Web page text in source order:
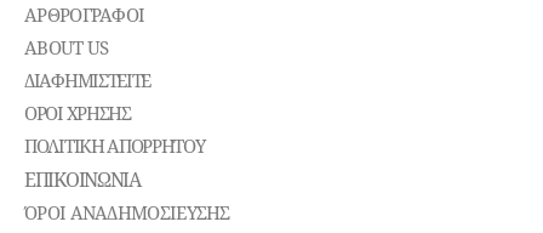
ΑΡΘΡΟΓΡΑΦΟΙ
ABOUT US
ΔΙΑΦΗΜΙΣΤΕΊΤΕ
ΌΡΟΙ ΧΡΉΣΗΣ
ΠΟΛΙΤΙΚΉ ΑΠΟΡΡΉΤΟΥ
ΕΠΙΚΟΙΝΩΝΊΑ
ΌΡΟΙ ΑΝΑΔΗΜΟΣΙΕΥΣΗΣ